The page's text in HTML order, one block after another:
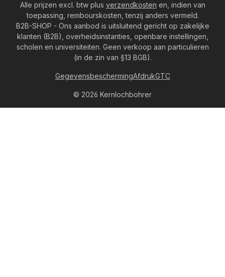
Alle prijzen excl. btw plus verzendkosten en, indien van
toepassing, rembourskosten, tenzij anders vermeld.
B2B-SHOP - Ons aanbod is uitsluitend gericht op zakelijke
klanten (B2B), overheidsinstanties, openbare instellingen,
scholen en universiteiten. Geen verkoop aan particulieren
(in de zin van §13 BGB).
© 2026 Kernlochbohrer
GegevensbeschermingAfdrukGTC